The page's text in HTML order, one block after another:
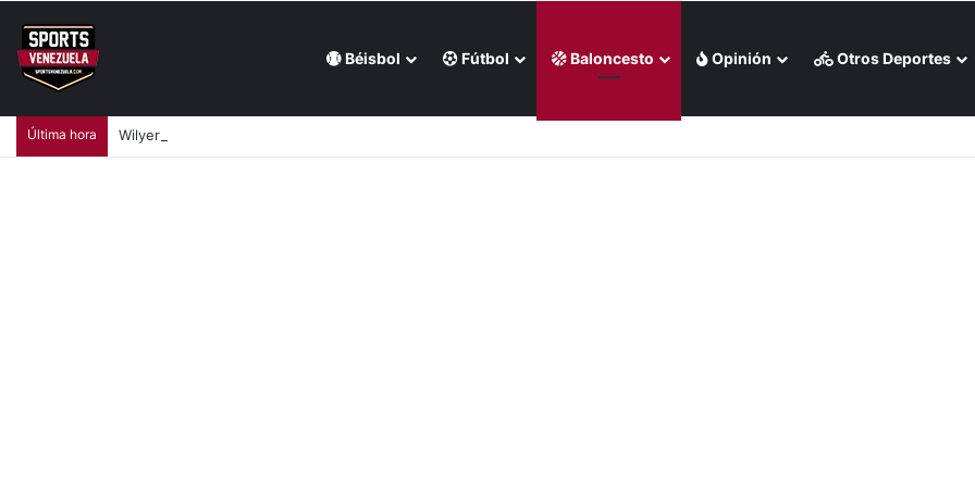
Béisbol Fútbol Baloncesto Opinión Otros Deportes
Última hora Wilyer Abreu tuvo una jornada productiva en triunfo de Medias Rojas de Boston (+Video)